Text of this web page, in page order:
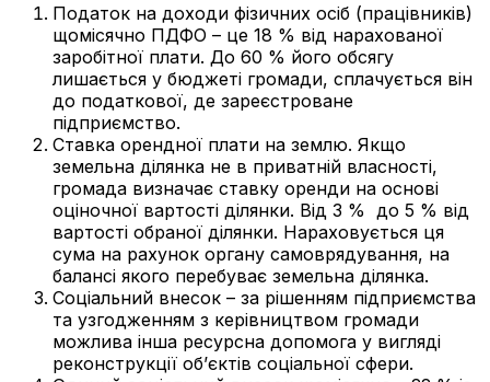
Податок на доходи фізичних осіб (працівників)
щомісячно ПДФО – це 18 % від нарахованої
заробітної плати. До 60 % його обсягу
лишається у бюджеті громади, сплачується він
до податкової, де зареєстроване
підприємство.
Ставка орендної плати на землю. Якщо
земельна ділянка не в приватній власності,
громада визначає ставку оренди на основі
оціночної вартості ділянки. Від 3 % до 5 % від
вартості обраної ділянки. Нараховується ця
сума на рахунок органу самоврядування, на
балансі якого перебуває земельна ділянка.
Соціальний внесок – за рішенням підприємства
та узгодженням з керівництвом громади
можлива інша ресурсна допомога у вигляді
реконструкції об’єктів соціальної сфери.